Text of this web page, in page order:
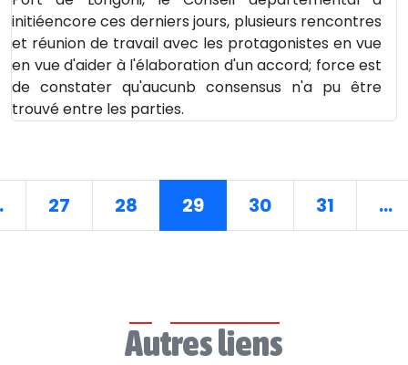
initiéencore ces derniers jours, plusieurs rencontres
et réunion de travail avec les protagonistes en vue
en vue d'aider à l'élaboration d'un accord; force est
de constater qu'aucunb consensus n'a pu être
trouvé entre les parties.
27 28 29 30 31 ...
Autres liens